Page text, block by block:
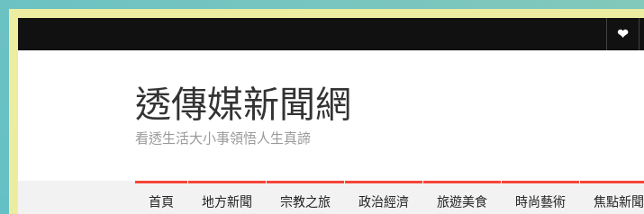
to
透
透傳媒新聞網
看透生活大小事領悟人生真諦
首頁 地方新聞 宗教之旅 政治經濟 旅遊美食 時尚藝術 焦點新聞